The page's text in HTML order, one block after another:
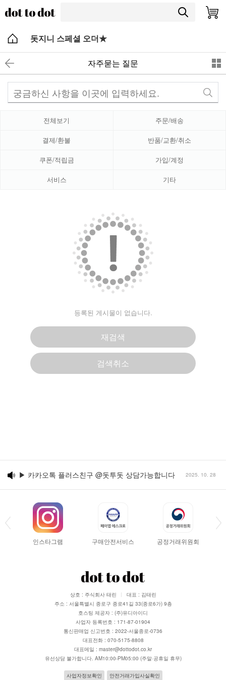
돗지니 스페셜 오더★
자주묻는 질문
전체보기 주문/배송
결제/환불 반품/교환/취소
쿠폰/적립금 가입/계정
서비스 기타
등록된 게시물이 없습니다.
재검색
검색취소
▶ 카카오톡 플러스친구 @돗투돗 상담가능합니다 2025. 10. 28
인스타그램 구매안전서비스 공정거래위원회
상호 : 주식회사 태린
대표 : 김태린
주소 : 서울특별시 종로구 종로41길 33(종로6가) 9층
호스팅 제공자 : (주)유디아이디
사업자 등록번호 : 171-87-01904
통신판매업 신고번호 : 2022-서울종로-0736
대표전화 : 070-5175-8808
대표메일 : master@dottodot.co.kr
유선상담 불가합니다. AM10:00-PM05:00 (주말·공휴일 휴무)
사업자정보확인 안전거래가입사실확인